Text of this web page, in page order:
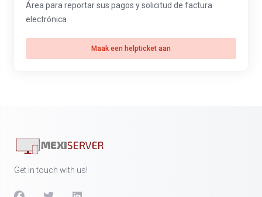
Área para reportar sus pagos y solicitud de factura
electrónica
Maak een helpticket aan
Get in touch with us!